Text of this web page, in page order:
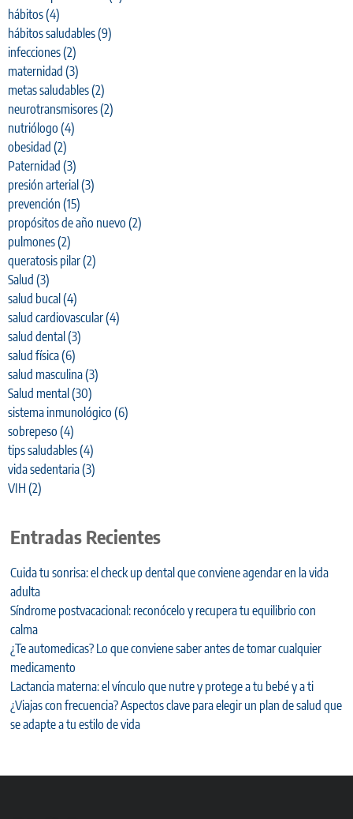
hábitos(4)
hábitos saludables(9)
infecciones(2)
maternidad (3)
metas saludables(2)
neurotransmisores(2)
nutriólogo (4)
obesidad (2)
Paternidad (3)
presión arterial (3)
prevención (15)
propósitos de año nuevo (2)
pulmones(2)
queratosis pilar(2)
Salud (3)
salud bucal (4)
salud cardiovascular(4)
salud dental (3)
salud física(6)
salud masculina(3)
Salud mental (30)
sistema inmunológico (6)
sobrepeso (4)
tips saludables(4)
vida sedentaria(3)
VIH (2)
Entradas Recientes
Cuida tu sonrisa: el check up dental que conviene agendar en la vida
adulta
Síndrome postvacacional: reconócelo y recupera tu equilibrio con
calma
¿Te automedicas? Lo que conviene saber antes de tomar cualquier
medicamento
Lactancia materna: el vínculo que nutre y protege a tu bebé y a ti
¿Viajas con frecuencia? Aspectos clave para elegir un plan de salud que
se adapte a tu estilo de vida